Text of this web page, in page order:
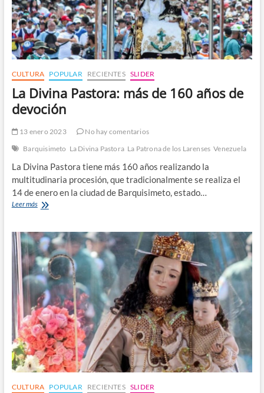
CULTURA POPULAR RECIENTES SLIDER
La Divina Pastora: más de 160 años de
devoción
13 enero 2023
No hay comentarios
Barquisimeto La Divina Pastora La Patrona de los Larenses Venezuela
La Divina Pastora tiene más 160 años realizando la
multitudinaria procesión, que tradicionalmente se realiza el
14 de enero en la ciudad de Barquisimeto, estado…
Leer másLa
más
de
160
años
de
devoción
CULTURA POPULAR RECIENTES SLIDER